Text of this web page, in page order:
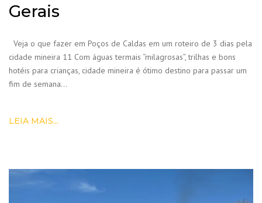
Gerais
Veja o que fazer em Poços de Caldas em um roteiro de 3 dias pela
cidade mineira 11 Com águas termais “milagrosas”, trilhas e bons
hotéis para crianças, cidade mineira é ótimo destino para passar um
fim de semana…
LEIA MAIS...